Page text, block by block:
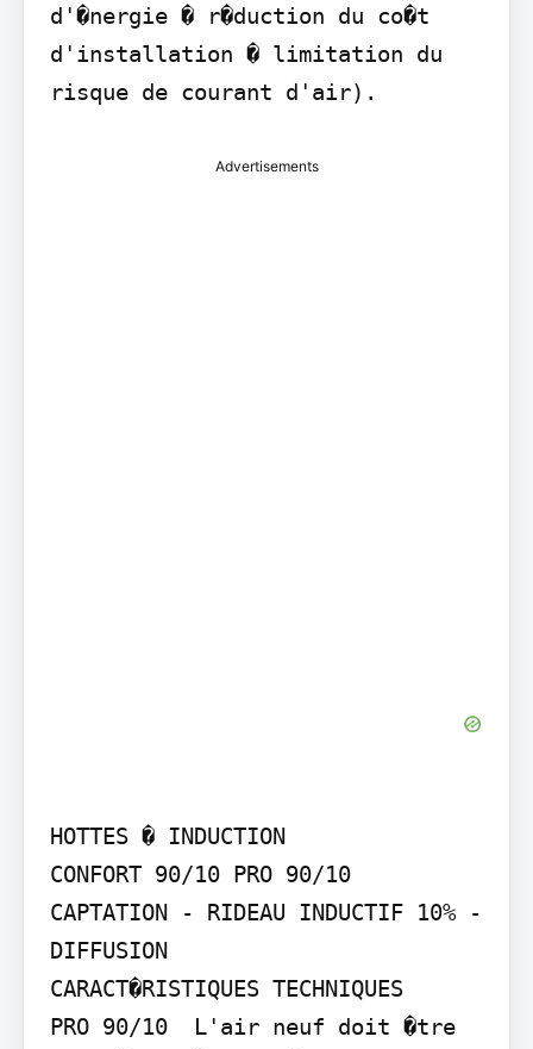
d'�nergie � r�duction du co�t
d'installation � limitation du
risque de courant d'air).
Advertisements
HOTTES � INDUCTION
CONFORT 90/10 PRO 90/10
CAPTATION - RIDEAU INDUCTIF 10% -
DIFFUSION
CARACT�RISTIQUES TECHNIQUES
PRO 90/10  L'air neuf doit �tre